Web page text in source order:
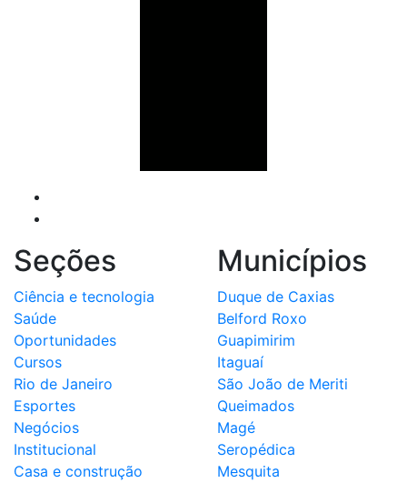
Seções
Ciência e tecnologia
Saúde
Oportunidades
Cursos
Rio de Janeiro
Esportes
Negócios
Institucional
Casa e construção
Municípios
Duque de Caxias
Belford Roxo
Guapimirim
Itaguaí
São João de Meriti
Queimados
Magé
Seropédica
Mesquita